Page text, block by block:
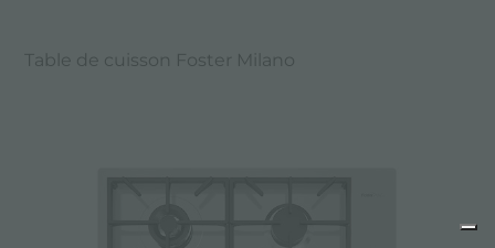
Table de cuisson Foster Milano